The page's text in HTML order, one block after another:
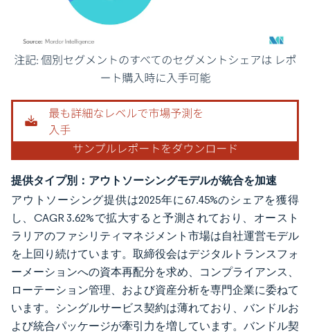
画像 © Mordor Intelligence。再利用にはCC BY 4.0の表示が必要です。
提供タイプ別：アウトソーシングモデルが統合を加速
アウトソーシング提供は2025年に67.45%のシェアを獲得
し、CAGR 3.62%で拡大すると予測されており、オースト
ラリアのファシリティマネジメント市場は自社運営モデル
を上回り続けています。取締役会はデジタルトランスフォ
ーメーションへの資本再配分を求め、コンプライアンス、
ローテーション管理、および資産分析を専門企業に委ねて
います。シングルサービス契約は薄れており、バンドルお
よび統合パッケージが牽引力を増しています。バンドル契